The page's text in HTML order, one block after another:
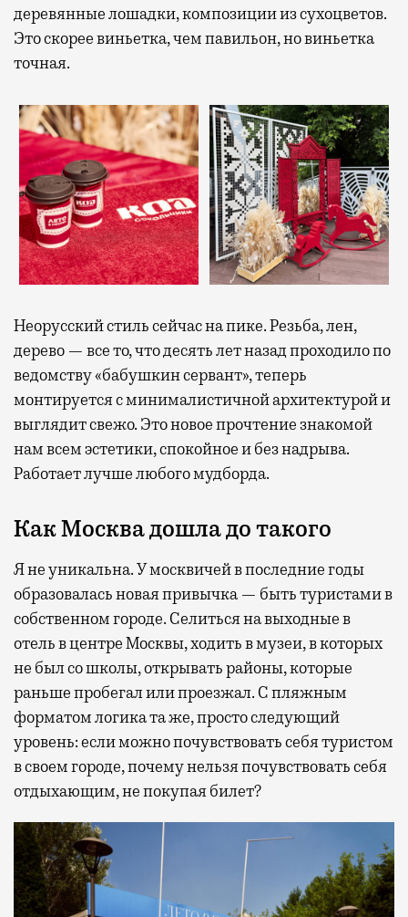
деревянные лошадки, композиции из сухоцветов.
Это скорее виньетка, чем павильон, но виньетка
точная.
Неорусский стиль сейчас на пике. Резьба, лен,
дерево — все то, что десять лет назад проходило по
ведомству «бабушкин сервант», теперь
монтируется с минималистичной архитектурой и
выглядит свежо. Это новое прочтение знакомой
нам всем эстетики, спокойное и без надрыва.
Работает лучше любого мудборда.
Как Москва дошла до такого
Я не уникальна. У москвичей в последние годы
образовалась новая привычка — быть туристами в
собственном городе. Селиться на выходные в
отель в центре Москвы, ходить в музеи, в которых
не был со школы, открывать районы, которые
раньше пробегал или проезжал. С пляжным
форматом логика та же, просто следующий
уровень: если можно почувствовать себя туристом
в своем городе, почему нельзя почувствовать себя
отдыхающим, не покупая билет?